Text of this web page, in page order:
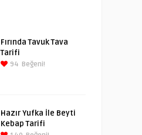
Fırında Tavuk Tava
Tarifi
94 Beğeni!
Hazır Yufka İle Beyti
Kebap Tarifi